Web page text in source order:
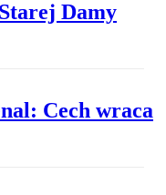
Damy
Cech wraca